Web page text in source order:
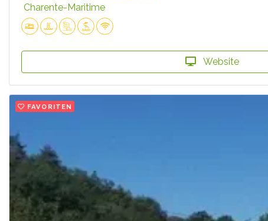
Charente-Maritime
Website
FAVORITEN